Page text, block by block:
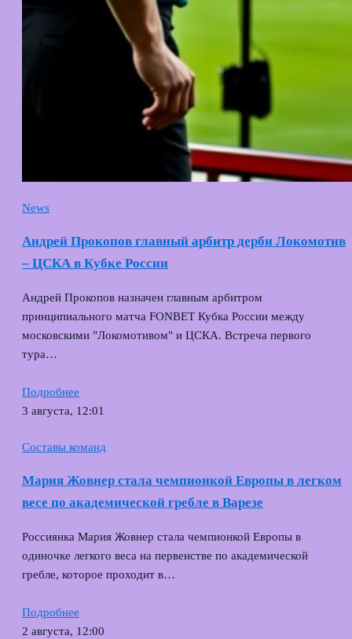
News
Андрей Прокопов главный арбитр дерби Локомотив
– ЦСКА в Кубке России
Андрей Прокопов назначен главным арбитром
принципиального матча FONBET Кубка России между
московскими "Локомотивом" и ЦСКА. Встреча первого
тура…
Подробнее
3 августа, 12:01
Составы команд
Мария Жовнер стала чемпионкой Европы в легком
весе по академической гребле в Варезе
Россиянка Мария Жовнер стала чемпионкой Европы в
одиночке легкого веса на первенстве по академической
гребле, которое проходит в…
Подробнее
2 августа, 12:00